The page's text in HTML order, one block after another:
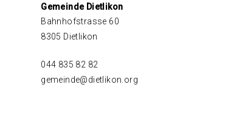
Footer
Gemeinde Dietlikon
Bahnhofstrasse 60
8305 Dietlikon
044 835 82 82
gemeinde@dietlikon.org